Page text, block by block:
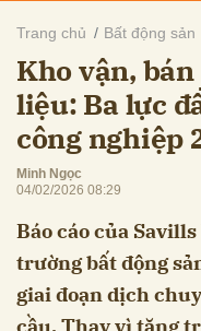
Trang chủ Bất động sản
Kho vận,
liệu: Ba lực
công nghiệp
Minh Ngọc
04/02/2026 08:29
Báo cáo của
trường bất động
giai đoạn dịch